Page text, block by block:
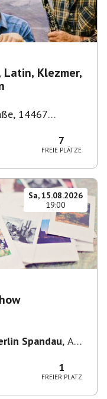
Latin, Klezmer,
14467
7
FREIE PLÄTZE
Sa, 15.08.2026
19:00
Spandau, Am
1
FREIER PLATZ